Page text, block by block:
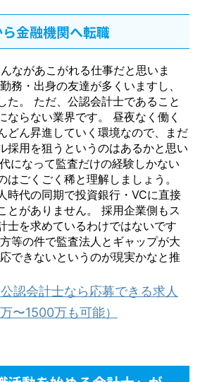
金融機関へ転職
ながあこがれる仕事だと思いま
務・出身の友達が多くいますし、
た。 ただ、公認会計士であること
ならない業界です。 昼夜なく働く
どん昇進していく環境なので、まだ
採用を狙うというのはあるかと思い
になって監査だけの経験しかない
はごくごく稀と理解しましょう。
時代の同期で投資銀行・VCに直接
とがありません。 採用企業側もス
士を求めているわけではないです
等の件で監査法人とギャップが大
できないというのが現実かなと推
認会計士なら応募できる求人
〜1500万も可能）